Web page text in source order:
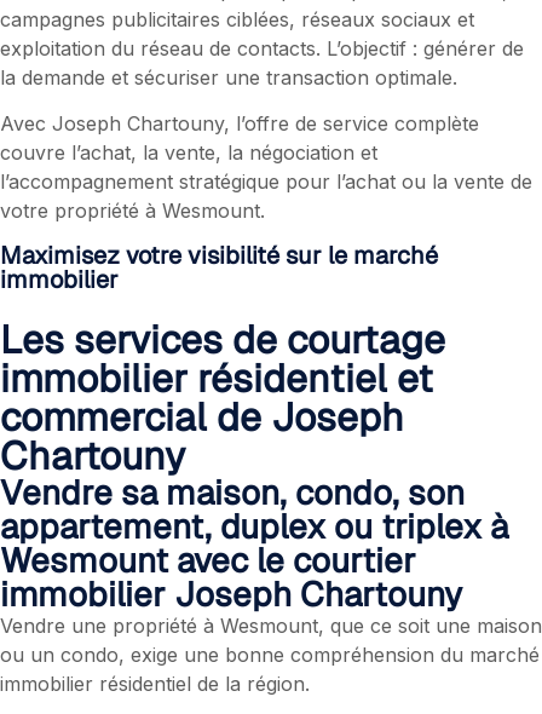
campagnes publicitaires ciblées, réseaux sociaux et
exploitation du réseau de contacts. L’objectif : générer de
la demande et sécuriser une transaction optimale.
Avec Joseph Chartouny, l’offre de service complète
couvre l’achat, la vente, la négociation et
l’accompagnement stratégique pour l’achat ou la vente de
votre propriété à Wesmount.
Maximisez votre visibilité sur le marché
immobilier
Les services de courtage
immobilier résidentiel et
commercial de Joseph
Chartouny
Vendre sa maison, condo, son
appartement, duplex ou triplex à
Wesmount avec le courtier
immobilier Joseph Chartouny
Vendre une propriété à Wesmount, que ce soit une maison
ou un condo, exige une bonne compréhension du marché
immobilier résidentiel de la région.